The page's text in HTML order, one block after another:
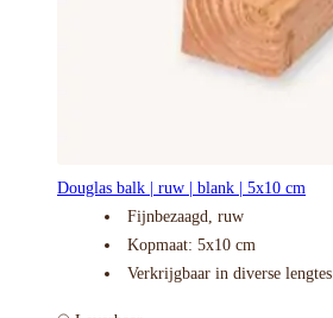
Douglas balk | ruw | blank | 5x10 cm
Fijnbezaagd, ruw
Kopmaat: 5x10 cm
Verkrijgbaar in diverse lengtes